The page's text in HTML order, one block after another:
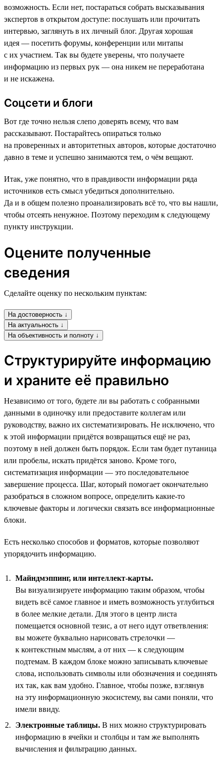
возможность. Если нет, постараться собрать высказывания
экспертов в открытом доступе: послушать или прочитать
интервью, заглянуть в их личный блог. Другая хорошая
идея — посетить форумы, конференции или митапы
с их участием. Так вы будете уверены, что получаете
информацию из первых рук — она никем не переработана
и не искажена.
Соцсети и блоги
Вот где точно нельзя слепо доверять всему, что вам
рассказывают. Постарайтесь опираться только
на проверенных и авторитетных авторов, которые достаточно
давно в теме и успешно занимаются тем, о чём вещают.
Итак, уже понятно, что в правдивости информации ряда
источников есть смысл убедиться дополнительно.
Да и в общем полезно проанализировать всё то, что вы нашли,
чтобы отсеять ненужное. Поэтому переходим к следующему
пункту инструкции.
Оцените полученные
сведения
Сделайте оценку по нескольким пунктам:
На достоверность ↓
На актуальность ↓
На объективность и полноту ↓
Структурируйте информацию
и храните её правильно
Независимо от того, будете ли вы работать с собранными
данными в одиночку или предоставите коллегам или
руководству, важно их систематизировать. Не исключено, что
к этой информации придётся возвращаться ещё не раз,
поэтому в ней должен быть порядок. Если там будет путаница
или пробелы, искать придётся заново. Кроме того,
систематизация информации — это последовательное
завершение процесса. Шаг, который помогает окончательно
разобраться в сложном вопросе, определить какие-то
ключевые факторы и логически связать все информационные
блоки.
Есть несколько способов и форматов, которые позволяют
упорядочить информацию.
Майндмэппинг, или интеллект-карты.
Вы визуализируете информацию таким образом, чтобы
видеть всё самое главное и иметь возможность углубиться
в более мелкие детали. Для этого в центр листа
помещается основной тезис, а от него идут ответвления:
вы можете буквально нарисовать стрелочки —
к контекстным мыслям, а от них — к следующим
подтемам. В каждом блоке можно записывать ключевые
слова, использовать символы или обозначения и соединять
их так, как вам удобно. Главное, чтобы позже, взглянув
на эту информационную экосистему, вы сами поняли, что
имели ввиду.
Электронные таблицы. В них можно структурировать
информацию в ячейки и столбцы и там же выполнять
вычисления и фильтрацию данных.